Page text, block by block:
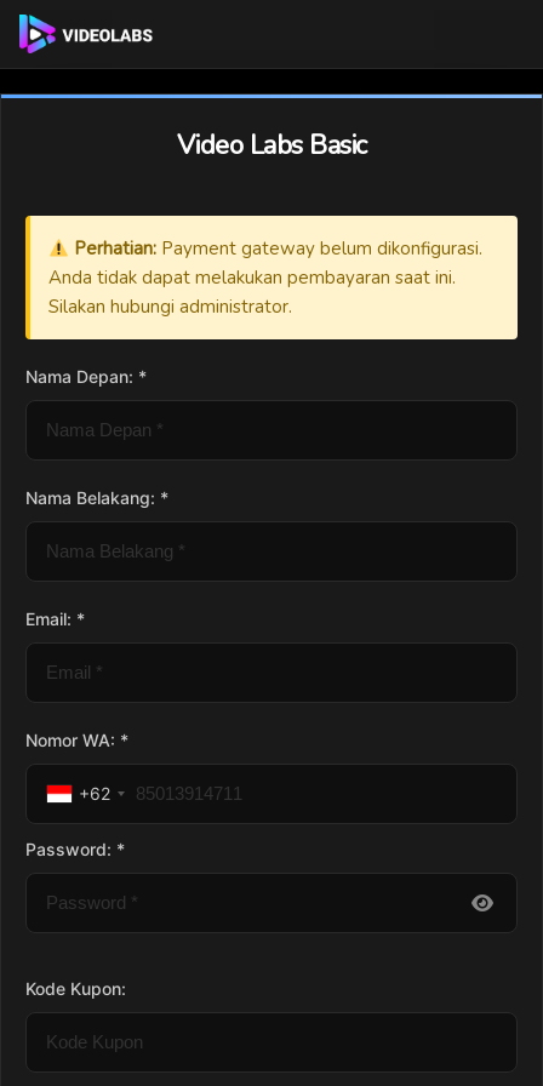
Video Labs Basic
Perhatian: Payment gateway belum dikonfigurasi.
Anda tidak dapat melakukan pembayaran saat ini.
Silakan hubungi administrator.
Nama Depan: *
Nama Belakang: *
Email: *
Nomor WA: *
+62
Password: *
Kode Kupon: